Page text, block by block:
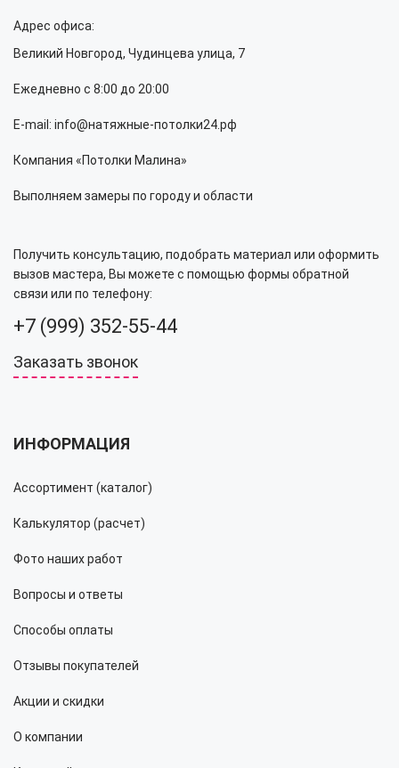
Адрес офиса:
Великий Новгород, Чудинцева улица, 7
Ежедневно с 8:00 до 20:00
E-mail: info@натяжные-потолки24.рф
Компания «Потолки Малина»
Выполняем замеры по городу и области
Получить консультацию, подобрать материал или оформить
вызов мастера, Вы можете с помощью формы обратной
связи или по телефону:
+7 (999) 352-55-44
Заказать звонок
ИНФОРМАЦИЯ
Ассортимент (каталог)
Калькулятор (расчет)
Фото наших работ
Вопросы и ответы
Способы оплаты
Отзывы покупателей
Акции и скидки
О компании